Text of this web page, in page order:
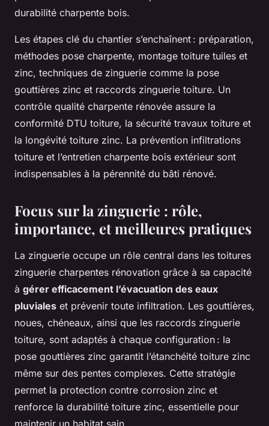
durabilité charpente bois.
Les étapes clé du chantier s’enchaînent : préparation,
méthodes pose charpente, montage toiture tuiles et
zinc, techniques de zinguerie comme la pose
gouttières zinc et raccords zinguerie toiture. Un
contrôle qualité charpente rénovée assure la
conformité DTU toiture, la sécurité travaux toiture et
la longévité toiture zinc. La prévention infiltrations
toiture et l’entretien charpente bois extérieur sont
indispensables à la pérennité du bâti rénové.
Focus sur la zinguerie : rôle,
importance, et meilleures pratiques
La zinguerie occupe un rôle central dans les toitures
zinguerie charpentes rénovation grâce à sa capacité
à gérer efficacement l’évacuation des eaux
pluviales et prévenir toute infiltration. Les gouttières,
noues, chéneaux, ainsi que les raccords zinguerie
toiture, sont adaptés à chaque configuration : la
pose gouttières zinc garantit l’étanchéité toiture zinc
même sur des pentes complexes. Cette stratégie
permet la protection contre corrosion zinc et
renforce la durabilité toiture zinc, essentielle pour
maintenir un habitat sain.